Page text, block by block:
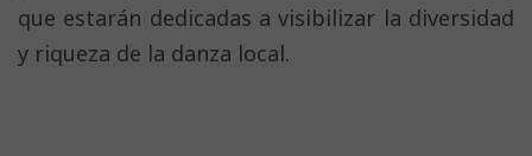
que estarán dedicadas a visibilizar la diversidad
y riqueza de la danza local.